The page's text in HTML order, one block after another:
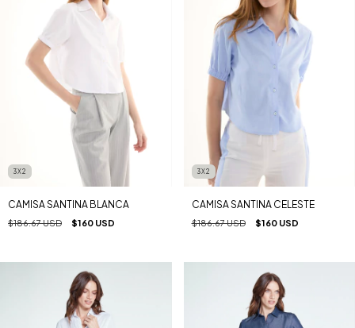
3X2
CAMISA SANTINA BLANCA
$186.67 USD $160 USD
3X2
CAMISA SANTINA CELESTE
$186.67 USD $160 USD